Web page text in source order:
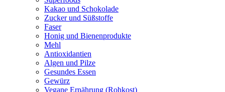
Kakao und Schokolade
Zucker und Süßstoffe
Faser
Honig und Bienenprodukte
Mehl
Antioxidantien
Algen und Pilze
Gesundes Essen
Gewürz
Vegane Ernährung (Rohkost)